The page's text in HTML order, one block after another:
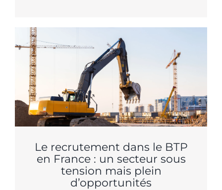
Le recrutement dans le BTP
en France : un secteur sous
tension mais plein
d’opportunités